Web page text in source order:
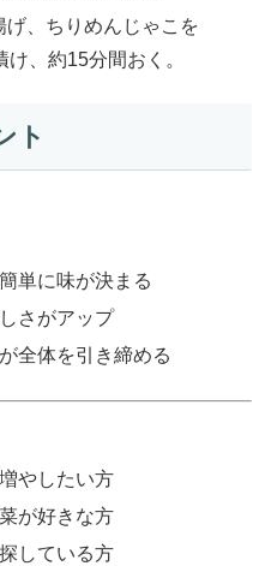
げ、ちりめんじゃこを
け、約15分間おく。
ト
単に味が決まる
さがアップ
全体を引き締める
やしたい方
が好きな方
している方